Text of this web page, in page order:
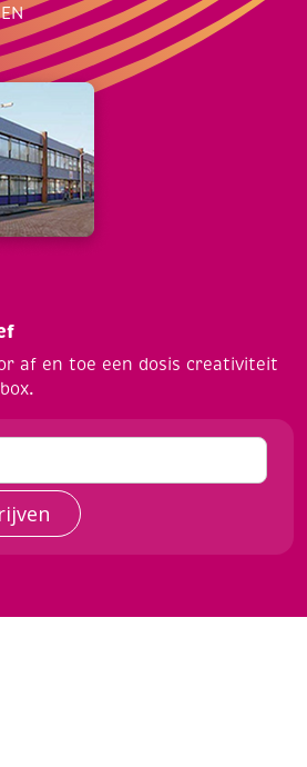
af en toe een dosis creativiteit